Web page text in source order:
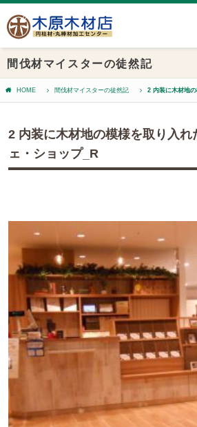
間伐材マイスターの徒然記
HOME 間伐材マイスターの徒然記 2 内装に木材地の模様を取り入
2 内装に木材地の模様を取り入れ
ェ・ショップ_R